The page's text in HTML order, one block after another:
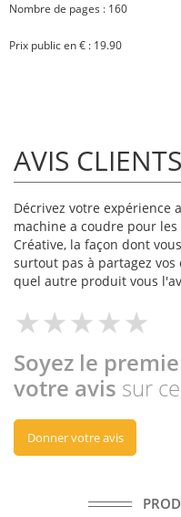
Nombre de pages : 160
Prix public en € : 19.90
AVIS CLIENTS
Décrivez votre expérience
machine a coudre pour
Créative, la façon dont
surtout pas à partagez
quel autre produit vous
Soyez le
votre avis sur
Donner votre avis